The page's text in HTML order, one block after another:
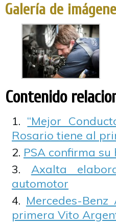
Galería de
Contenido
“Mejor
Rosario tiene al
PSA confirma
Axalta
automotor
Mercedes-
primera Vito